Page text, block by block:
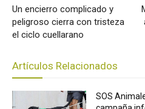
Un encierro complicado y
peligroso cierra con tristeza
el ciclo cuellarano
Artículos Relacionados
SOS